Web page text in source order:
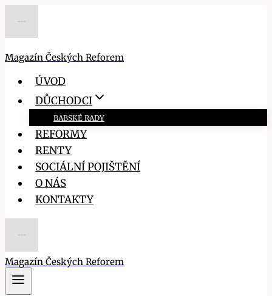
Magazín Českých Reforem
ÚVOD
DŮCHODCI
BABSKÉ RADY
REFORMY
RENTY
SOCIÁLNÍ POJIŠTĚNÍ
O NÁS
KONTAKTY
Magazín Českých Reforem